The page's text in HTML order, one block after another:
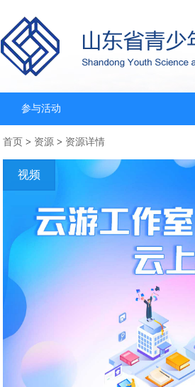
参与活动
首页 > 资源 > 资源详情
视频